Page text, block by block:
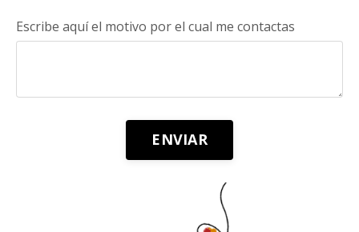
Escribe aquí el motivo por el cual me contactas
ENVIAR